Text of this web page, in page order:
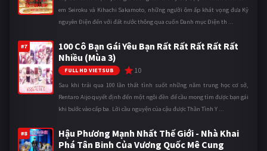
em Seiroku và Kihachi Sakamoto, những người ôm ấp khát vọng đưa Kỷ
nguyên Điện đến với đất nước thông qua cuốn Danh mục Điện th ...
#7
100 Cô Bạn Gái Yêu Bạn Rất Rất Rất Rất Rất
Nhiều (Mùa 3)
FULL HD VIETSUB 10
Sau khi trải qua 100 lần thất tình suốt những năm trung học cơ sở,
Rentaro Aijo quyết định đến một ngôi đền để cầu mong tìm được bạn gái
khi bước vào cấp ba. Lời cầu nguyện của cậu được Thần Tình Y ...
#8
Hậu Phương Mạnh Nhất Thế Giới - Nhà Khai
Phá Tân Binh Của Vương Quốc Mê Cung